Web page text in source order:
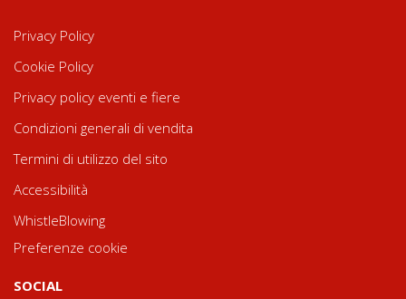
Privacy Policy
Cookie Policy
Privacy policy eventi e fiere
Condizioni generali di vendita
Termini di utilizzo del sito
Accessibilità
WhistleBlowing
Preferenze cookie
SOCIAL